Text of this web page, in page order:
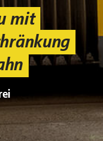
mit